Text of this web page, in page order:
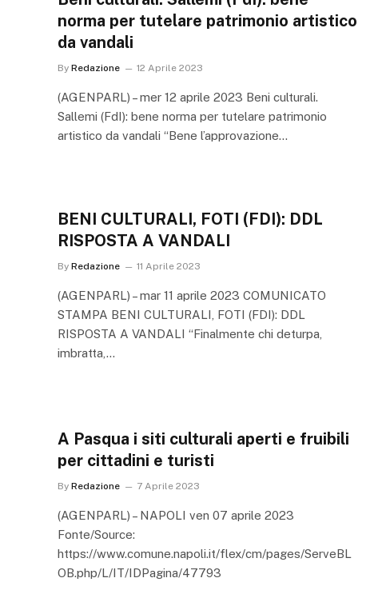
norma per tutelare patrimonio artistico
da vandali
By Redazione 12 Aprile 2023
(AGENPARL) – mer 12 aprile 2023 Beni culturali.
Sallemi (FdI): bene norma per tutelare patrimonio
artistico da vandali “Bene l’approvazione…
BENI CULTURALI, FOTI (FDI): DDL
RISPOSTA A VANDALI
By Redazione 11 Aprile 2023
(AGENPARL) – mar 11 aprile 2023 COMUNICATO
STAMPA BENI CULTURALI, FOTI (FDI): DDL
RISPOSTA A VANDALI “Finalmente chi deturpa,
imbratta,…
A Pasqua i siti culturali aperti e fruibili
per cittadini e turisti
By Redazione 7 Aprile 2023
(AGENPARL) – NAPOLI ven 07 aprile 2023
Fonte/Source:
https://www.comune.napoli.it/flex/cm/pages/ServeBL
OB.php/L/IT/IDPagina/47793